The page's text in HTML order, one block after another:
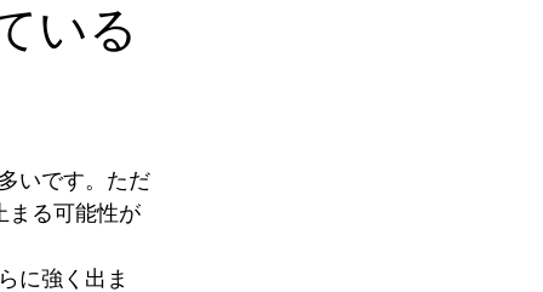
いる
いです。ただ
まる可能性が
に強く出ま